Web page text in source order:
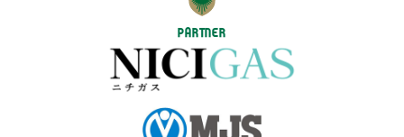
PARTNER